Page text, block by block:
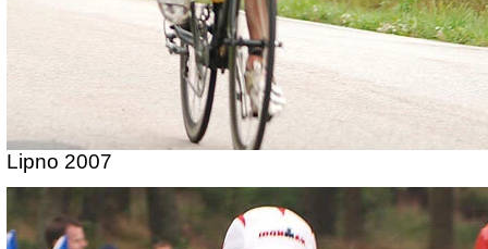
Lipno 2007